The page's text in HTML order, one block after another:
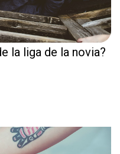
la liga de la novia?